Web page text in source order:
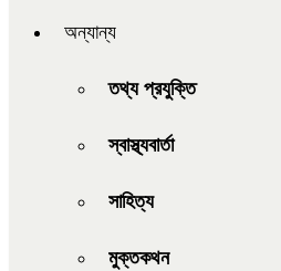
অন্যান্য
তথ্য প্রযুক্তি
স্বাস্থ্যবার্তা
সাহিত্য
মুক্তকথন